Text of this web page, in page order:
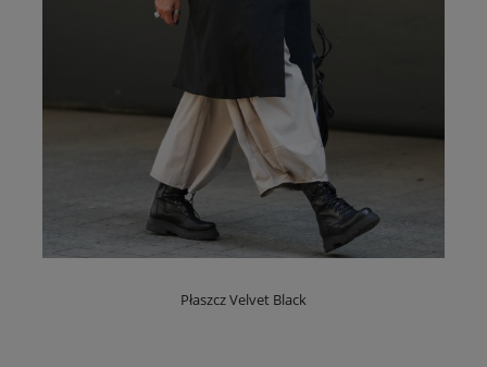
Płaszcz Velvet Black